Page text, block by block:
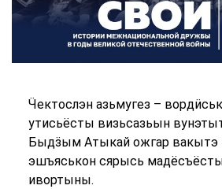
Ӵектослэн азьмугез –
утисьёсты визьсазьын
Быдӟым Атыкай ожгар вакытэ
эшъяськон сярысь
ивортыны.